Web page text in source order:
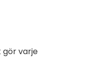
gör varje